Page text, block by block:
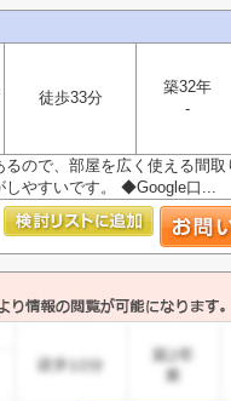
徒歩33分
築32年
-
ので、部屋を広く使える間取
しやすいです。 ◆Google口...